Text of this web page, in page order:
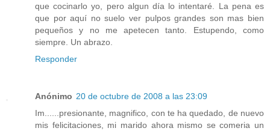
que cocinarlo yo, pero algun día lo intentaré. La pena es
que por aquí no suelo ver pulpos grandes son mas bien
pequeños y no me apetecen tanto. Estupendo, como
siempre. Un abrazo.
Responder
Anónimo 20 de octubre de 2008 a las 23:09
Im......presionante, magnifico, con te ha quedado, de nuevo
mis felicitaciones, mi marido ahora mismo se comeria un